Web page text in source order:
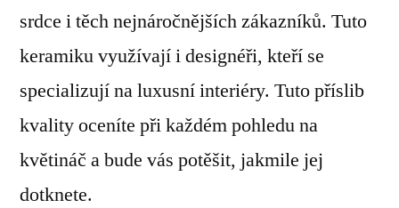
srdce i těch nejnáročnějších zákazníků. Tuto
keramiku využívají i designéři, kteří se
specializují na luxusní interiéry. Tuto příslib
kvality oceníte při každém pohledu na
květináč a bude vás potěšit, jakmile jej
dotknete.